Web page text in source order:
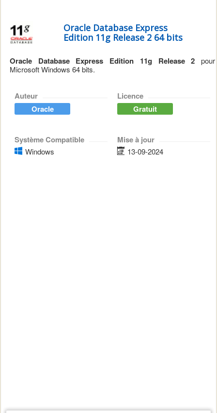
Oracle Database Express
Edition 11g Release 2 64 bits
Oracle Database Express Edition 11g Release 2 pour
Microsoft Windows 64 bits.
Auteur
Oracle
Licence
Gratuit
Système Compatible
Windows
Mise à jour
13-09-2024